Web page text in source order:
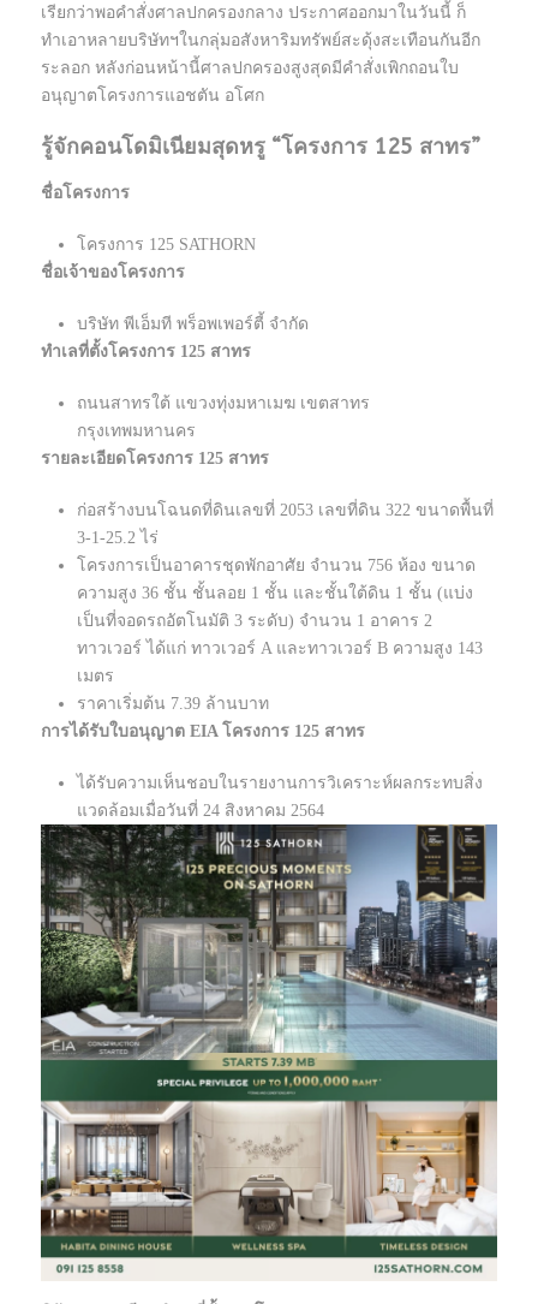
เรียกว่าพอคำสั่งศาลปกครองกลาง ประกาศออกมาในวันนี้ ก็
ทำเอาหลายบริษัทฯในกลุ่มอสังหาริมทรัพย์สะดุ้งสะเทือนกันอีก
ระลอก หลังก่อนหน้านี้ศาลปกครองสูงสุดมีคำสั่งเพิกถอนใบ
อนุญาตโครงการแอชตัน อโศก
รู้จักคอนโดมิเนียมสุดหรู “โครงการ 125 สาทร”
ชื่อโครงการ
โครงการ 125 SATHORN
ชื่อเจ้าของโครงการ
บริษัท พีเอ็มที พร็อพเพอร์ตี้ จำกัด
ทำเลที่ตั้งโครงการ 125 สาทร
ถนนสาทรใต้ แขวงทุ่งมหาเมฆ เขตสาทร
กรุงเทพมหานคร
รายละเอียดโครงการ 125 สาทร
ก่อสร้างบนโฉนดที่ดินเลขที่ 2053 เลขที่ดิน 322 ขนาดพื้นที่
3-1-25.2 ไร่
โครงการเป็นอาคารชุดพักอาศัย จำนวน 756 ห้อง ขนาด
ความสูง 36 ชั้น ชั้นลอย 1 ชั้น และชั้นใต้ดิน 1 ชั้น (แบ่ง
เป็นที่จอดรถอัตโนมัติ 3 ระดับ) จำนวน 1 อาคาร 2
ทาวเวอร์ ได้แก่ ทาวเวอร์ A และทาวเวอร์ B ความสูง 143
เมตร
ราคาเริ่มต้น 7.39 ล้านบาท
การได้รับใบอนุญาต EIA โครงการ 125 สาทร
ได้รับความเห็นชอบในรายงานการวิเคราะห์ผลกระทบสิ่ง
แวดล้อมเมื่อวันที่ 24 สิงหาคม 2564